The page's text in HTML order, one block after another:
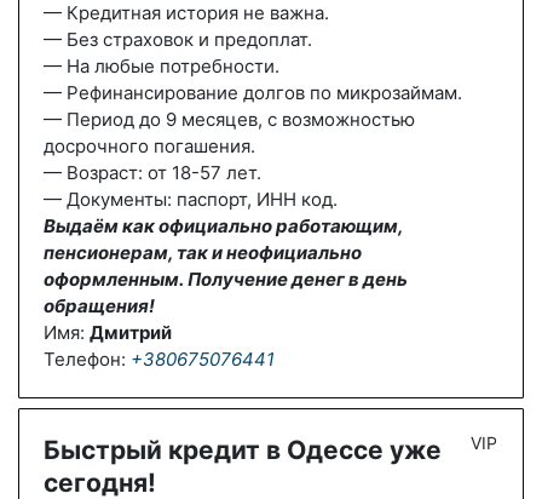
— Кредитная история не важна.
— Без страховок и предоплат.
— На любые потребности.
— Рефинансирование долгов по микрозаймам.
— Период до 9 месяцев, с возможностью
досрочного погашения.
— Возраст: от 18-57 лет.
— Документы: паспорт, ИНН код.
Выдаём как официально работающим,
пенсионерам, так и неофициально
оформленным. Получение денег в день
обращения!
Имя: Дмитрий
Телефон: +380675076441
Быстрый кредит в Одессе уже
сегодня!
VIP